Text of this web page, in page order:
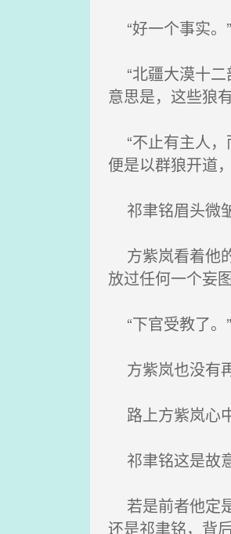
“好一个事实。
“北疆大漠十二
意思是，这些狼
“不止有主人，
便是以群狼开道
祁聿铭眉头微
方紫岚看着他
放过任何一个妄
“下官受教了。
方紫岚也没有
路上方紫岚心
祁聿铭这是故
若是前者他定
还是祁聿铭，背